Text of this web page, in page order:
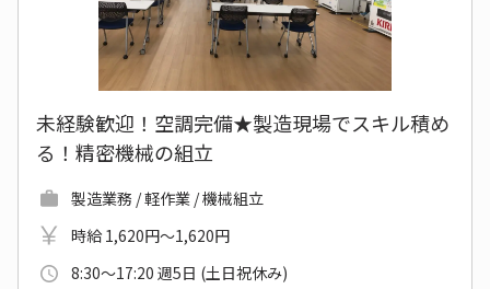
未経験歓迎！空調完備★製造現場でスキル積め
る！精密機械の組立
製造業務 / 軽作業 / 機械組立
時給 1,620円～1,620円
8:30～17:20 週5日 (土日祝休み)